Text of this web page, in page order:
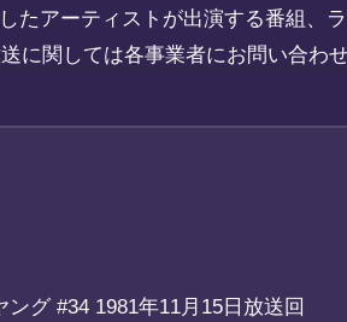
たアーティストが出演する番組、
に関しては各事業者にお問い合わせ
ング #34 1981年11月15日放送回